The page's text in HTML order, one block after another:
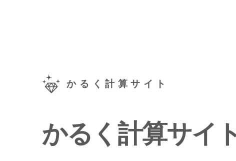
かるく計算サイト
かるく計算サイ